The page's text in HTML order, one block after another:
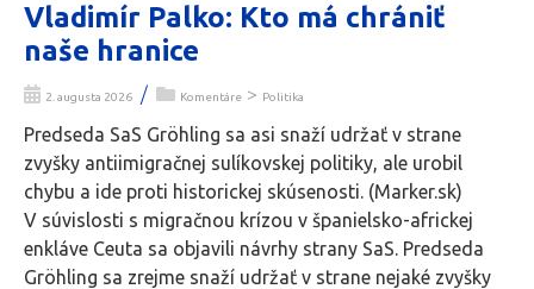
Vladimír Palko: Kto má chrániť
naše hranice
2. augusta 2026 / Komentáre > Politika
Predseda SaS Gröhling sa asi snaží udržať v strane
zvyšky antiimigračnej sulíkovskej politiky, ale urobil
chybu a ide proti historickej skúsenosti. (Marker.sk)
V súvislosti s migračnou krízou v španielsko-africkej
enkláve Ceuta sa objavili návrhy strany SaS. Predseda
Gröhling sa zrejme snaží udržať v strane nejaké zvyšky